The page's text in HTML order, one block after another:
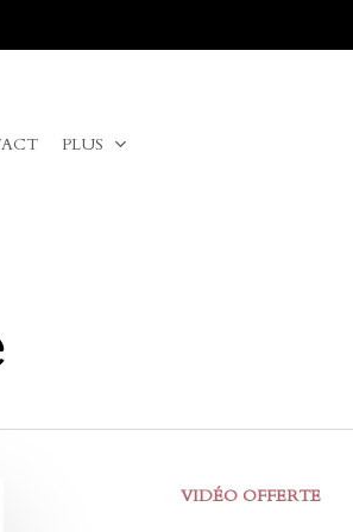
PLUS
VIDÉO OFFERTE